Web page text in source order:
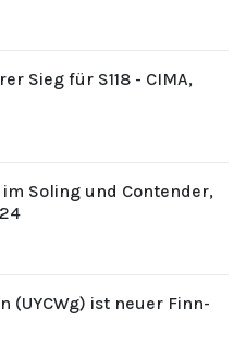
Sieg für S118 - CIMA,
Soling und Contender,
(UYCWg) ist neuer Finn-